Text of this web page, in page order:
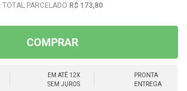
R$ 173,80
COMPRAR
EM ATÉ 12X
SEM JUROS
PRONTA
ENTREGA